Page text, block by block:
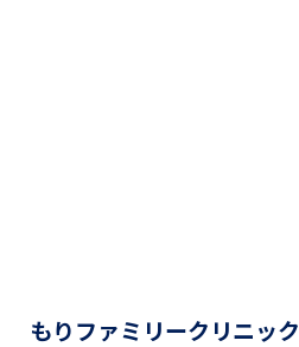
もりファミリークリニック